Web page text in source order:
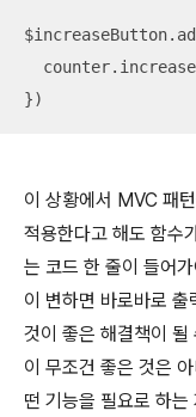
})
이 상황에서 MVC 패
적용한다고 해도 함수
는 코드 한 줄이 들어
이 변하면 바로바로
것이 좋은 해결책이 될
이 무조건 좋은 것은
떤 기능을 필요로 하